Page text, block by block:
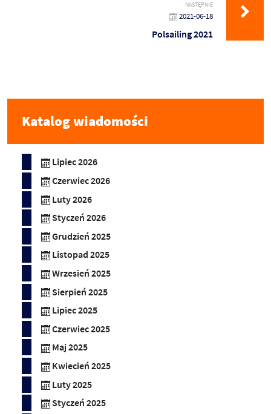
NASTĘPNIE
2021-06-18
Polsailing 2021
Katalog wiadomości
Lipiec 2026
Czerwiec 2026
Luty 2026
Styczeń 2026
Grudzień 2025
Listopad 2025
Wrzesień 2025
Sierpień 2025
Lipiec 2025
Czerwiec 2025
Maj 2025
Kwiecień 2025
Luty 2025
Styczeń 2025